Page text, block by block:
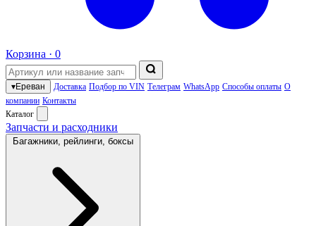
Корзина · 0
▾Ереван Доставка Подбор по VIN Телеграм WhatsApp Способы оплаты О
компании Контакты
Каталог
Запчасти и расходники
Багажники, рейлинги, боксы